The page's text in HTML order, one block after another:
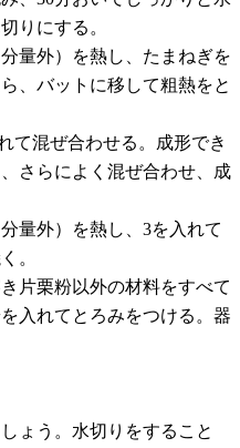
りにする。
量外）を熱し、たまねぎを
、バットに移して粗熱をと
て混ぜ合わせる。成形でき
さらによく混ぜ合わせ、成
量外）を熱し、3を入れて
。
片栗粉以外の材料をすべて
入れてとろみをつける。器
ょう。水切りをすること